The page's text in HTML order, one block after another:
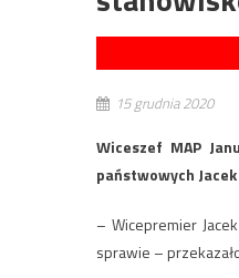
15 grudnia 2020
Wiceszef MAP
państwowych
– Wicepremier
sprawie –